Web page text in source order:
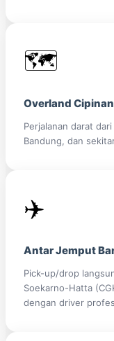
🗺️
Overland
Perjalanan darat
Bandung, dan
✈️
Antar Jemput
Pick-up/drop
Soekarno-Hatta
dengan driver